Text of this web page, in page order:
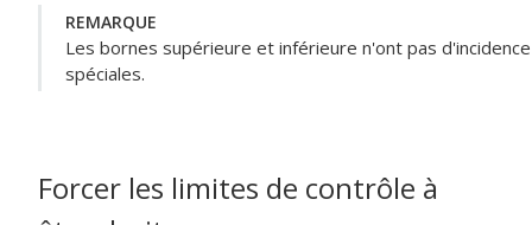
REMARQUE
Les bornes supérieure et inférieure n'ont pas
spéciales.
Forcer les limites de contrôle à